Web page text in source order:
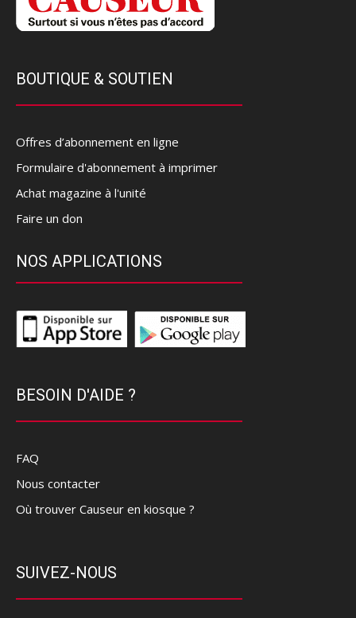
BOUTIQUE & SOUTIEN
Offres d’abonnement en ligne
Formulaire d'abonnement à imprimer
Achat magazine à l'unité
Faire un don
NOS APPLICATIONS
BESOIN D'AIDE ?
FAQ
Nous contacter
Où trouver Causeur en kiosque ?
SUIVEZ-NOUS